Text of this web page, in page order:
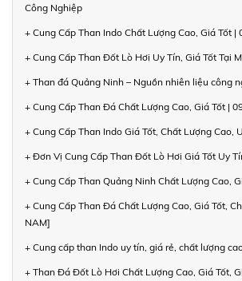
Công Nghiệp
+ Cung Cấp Than Indo Chất Lượng Cao, Giá Tốt |
+ Cung Cấp Than Đốt Lò Hơi Uy Tín, Giá Tốt Tại
+ Than đá Quảng Ninh – Nguồn nhiên liệu công
+ Cung Cấp Than Đá Chất Lượng Cao, Giá Tốt |
+ Cung Cấp Than Indo Giá Tốt, Chất Lượng Cao,
+ Đơn Vị Cung Cấp Than Đốt Lò Hơi Giá Tốt Uy
+ Cung Cấp Than Quảng Ninh Chất Lượng Cao,
+ Cung Cấp Than Đá Chất Lượng Cao, Giá Tốt,
NAM]
+ Cung cấp than Indo uy tín, giá rẻ, chất lượng
+ Than Đá Đốt Lò Hơi Chất Lượng Cao, Giá Tốt,